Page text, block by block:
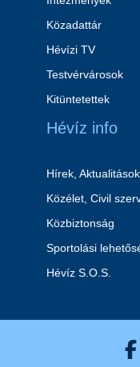
Közadattár
Hévízi TV
Testvérvárosok
Kitüntetettek
Hévíz info
Hírek, Aktualitások
Közélet, Civil
Közbiztonság
Sportolási
Hévíz S.O.S.